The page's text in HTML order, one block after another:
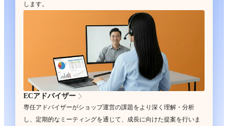
します。
ECアドバイザー
専任アドバイザーがショップ運営の課題をより深く理解・分析
し、定期的なミーティングを通じて、成長に向けた提案を行いま